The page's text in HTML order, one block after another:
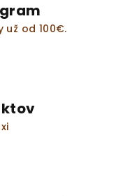
už od 100€.